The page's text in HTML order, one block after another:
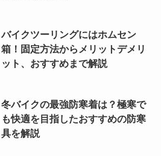
バイクツーリングにはホムセン
箱！固定方法からメリットデメリ
ット、おすすめまで解説
冬バイクの最強防寒着は？極寒で
も快適を目指したおすすめの防寒
具を解説